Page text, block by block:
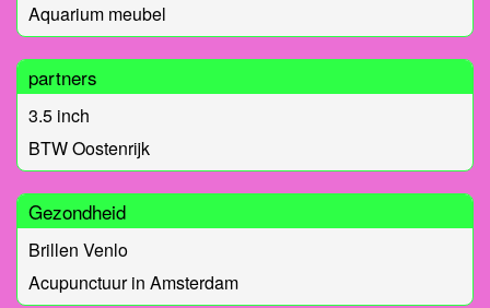
Aquarium meubel
partners
3.5 inch
BTW Oostenrijk
Gezondheid
Brillen Venlo
Acupunctuur in Amsterdam